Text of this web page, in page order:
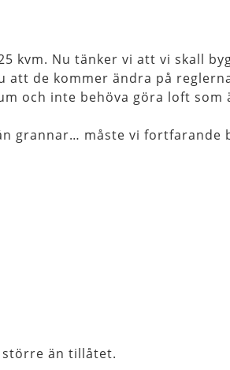
kvm. Nu tänker vi att vi skall
att de kommer ändra på
och inte behöva göra loft som
grannar… måste vi fortfarande
större än tillåtet.